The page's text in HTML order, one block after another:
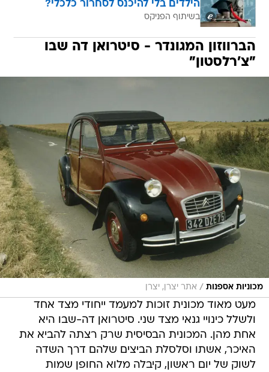
הילדים בלי להיכנס לסחרור כלכלי?
בשיתוף הפניקס
הברווזון המגונדר - סיטרואן דה שבו
"צ'רלסטון"
מכוניות אספנות / אתר יצרן, יצרן
מעט מאוד מכונית זוכות למעמד ייחודי מצד אחד
ולשלל כינויי גנאי מצד שני. סיטרואן דה-שבו היא
אחת מהן. המכונית הבסיסית שרק רצתה להביא את
האיכר, אשתו וסלסלת הביצים שלהם דרך השדה
לשוק של יום ראשון, קיבלה מלוא החופן שמות